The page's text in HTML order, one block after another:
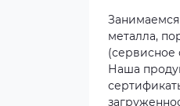
металла,
(сервисное
Наша